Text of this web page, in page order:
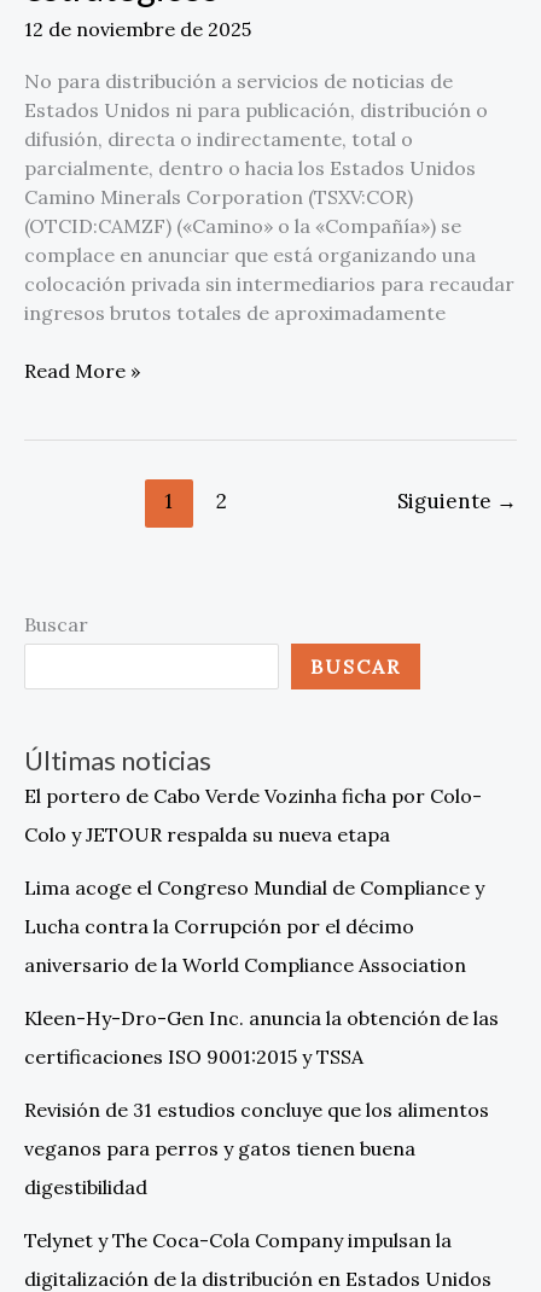
12 de noviembre de 2025
No para distribución a servicios de noticias de
Estados Unidos ni para publicación, distribución o
difusión, directa o indirectamente, total o
parcialmente, dentro o hacia los Estados Unidos
Camino Minerals Corporation (TSXV:COR)
(OTCID:CAMZF) («Camino» o la «Compañía») se
complace en anunciar que está organizando una
colocación privada sin intermediarios para recaudar
ingresos brutos totales de aproximadamente
estratégicos
Read More »
1 2 Siguiente →
Buscar
BUSCAR
Últimas noticias
El portero de Cabo Verde Vozinha ficha por Colo-
Colo y JETOUR respalda su nueva etapa
Lima acoge el Congreso Mundial de Compliance y
Lucha contra la Corrupción por el décimo
aniversario de la World Compliance Association
Kleen-Hy-Dro-Gen Inc. anuncia la obtención de las
certificaciones ISO 9001:2015 y TSSA
Revisión de 31 estudios concluye que los alimentos
veganos para perros y gatos tienen buena
digestibilidad
Telynet y The Coca-Cola Company impulsan la
digitalización de la distribución en Estados Unidos